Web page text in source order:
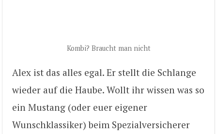
Kombi? Braucht man nicht
Alex ist das alles egal. Er stellt die Schlange
wieder auf die Haube. Wollt ihr wissen was so
ein Mustang (oder euer eigener
Wunschklassiker) beim Spezialversicherer